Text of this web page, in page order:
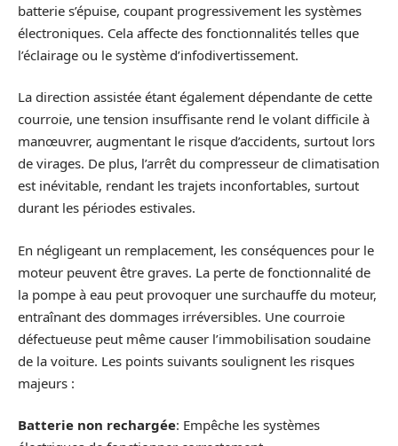
batterie s’épuise, coupant progressivement les systèmes
électroniques. Cela affecte des fonctionnalités telles que
l’éclairage ou le système d’infodivertissement.
La direction assistée étant également dépendante de cette
courroie, une tension insuffisante rend le volant difficile à
manœuvrer, augmentant le risque d’accidents, surtout lors
de virages. De plus, l’arrêt du compresseur de climatisation
est inévitable, rendant les trajets inconfortables, surtout
durant les périodes estivales.
En négligeant un remplacement, les conséquences pour le
moteur peuvent être graves. La perte de fonctionnalité de
la pompe à eau peut provoquer une surchauffe du moteur,
entraînant des dommages irréversibles. Une courroie
défectueuse peut même causer l’immobilisation soudaine
de la voiture. Les points suivants soulignent les risques
majeurs :
Batterie non rechargée: Empêche les systèmes